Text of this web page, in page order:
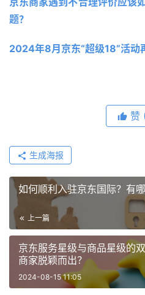
题？
2024年8月京东“超级18”活动
赞
生成海报
如何顺利入驻京东国际？有哪
上一篇
京东服务星级与商品星级的
商家脱颖而出？
2024-08-15 11:05